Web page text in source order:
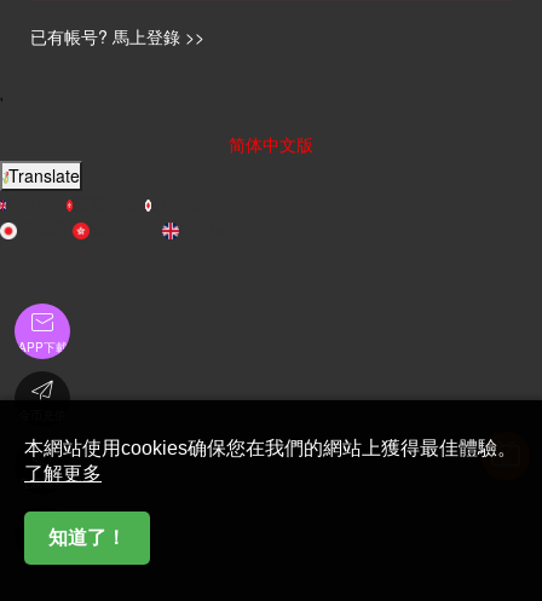
已有帳号? 馬上登錄 >>
'
简体中文版
Translate
本網站使用cookies确保您在我們的網站上獲得最佳體驗。
了解更多
知道了！

APP下載


在線客服

首頁